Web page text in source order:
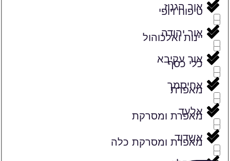
טיפוח ויופי
יינות ואלכוהול
כלי כסף
מאפרת
מאפרת ומסרקת
מאפרת ומסרקת כלה
אור הגנוז
אור יהודה
אור עקיבא
אחיסמך
אלעד
אשדוד